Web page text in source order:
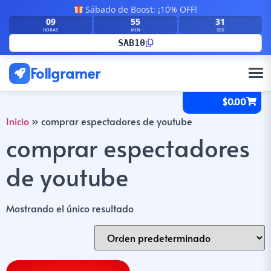
Sábado de Boost: ¡10% OFF!
09
HORAS
: 55
MIN
: 31
SEG
SAB10
Follgramer
$0.00
Inicio » comprar espectadores de youtube
comprar espectadores
de youtube
Mostrando el único resultado